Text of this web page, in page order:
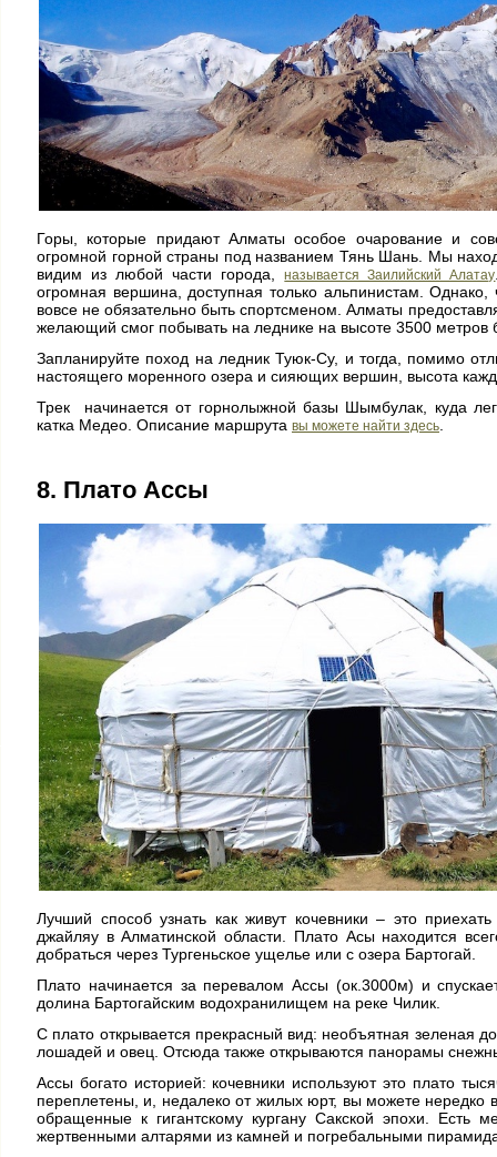
Горы, которые придают Алматы особое очарование и
огромной горной страны под названием Тянь Шань. Мы
видим из любой части города,называется Заилийский Алатау
огромная вершина, доступная только альпинистам.
вовсе не обязательно быть спортсменом. Алматы
желающий смог побывать на леднике на высоте 3500 метров
Запланируйте поход на ледник Туюк-Су, и тогда, помимо
настоящего моренного озера и сияющих вершин, высота
Трек начинается от горнолыжной базы Шымбулак, куда
катка Медео. Описание маршрута вы можете найти здесь
8. Плато Ассы
Лучший способ узнать как живут кочевники – это
джайляу в Алматинской области. Плато Асы находится
добраться через Тургеньское ущелье или с озера Бартогай.
Плато начинается за перевалом Ассы (ок.3000м) и
долина Бартогайским водохранилищем на реке Чилик.
С плато открывается прекрасный вид: необъятная зеленая
лошадей и овец. Отсюда также открываются панорамы
Ассы богато историей: кочевники используют это плато
переплетены, и, недалеко от жилых юрт, вы можете нередко
обращенные к гигантскому кургану Сакской эпохи. Есть
жертвенными алтарями из камней и погребальными